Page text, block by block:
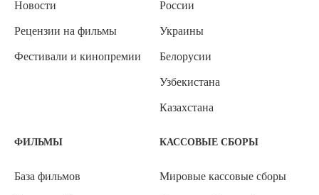
Новости
Рецензии на фильмы
Фестивали и кинопремии
России
Украины
Белорусии
Узбекистана
Казахстана
ФИЛЬМЫ
База фильмов
КАССОВЫЕ СБОРЫ
Мировые кассовые сборы